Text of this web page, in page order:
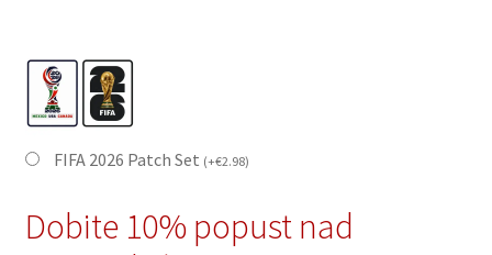
FIFA 2026 Patch Set (+€2.98)
Dobite 10% popust nad